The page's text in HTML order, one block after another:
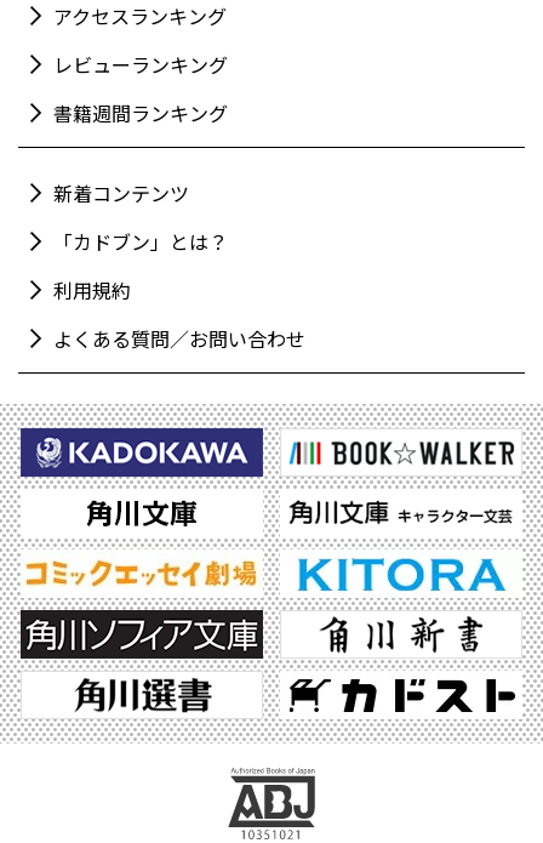
アクセスランキング
レビューランキング
書籍週間ランキング
新着コンテンツ
「カドブン」とは？
利用規約
よくある質問／お問い合わせ